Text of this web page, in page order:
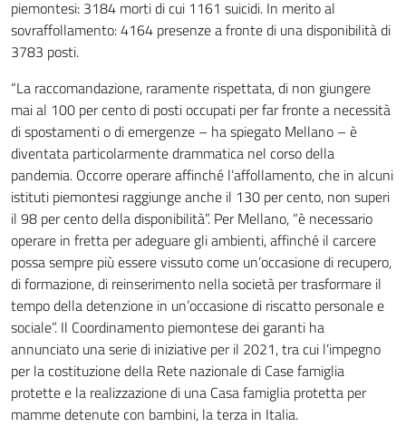
piemontesi: 3184 morti di cui 1161 suicidi. In merito al
sovraffollamento: 4164 presenze a fronte di una disponibilità di
3783 posti.
“La raccomandazione, raramente rispettata, di non giungere
mai al 100 per cento di posti occupati per far fronte a necessità
di spostamenti o di emergenze – ha spiegato Mellano – è
diventata particolarmente drammatica nel corso della
pandemia. Occorre operare affinché l’affollamento, che in alcuni
istituti piemontesi raggiunge anche il 130 per cento, non superi
il 98 per cento della disponibilità”. Per Mellano, “è necessario
operare in fretta per adeguare gli ambienti, affinché il carcere
possa sempre più essere vissuto come un’occasione di recupero,
di formazione, di reinserimento nella società per trasformare il
tempo della detenzione in un’occasione di riscatto personale e
sociale”. Il Coordinamento piemontese dei garanti ha
annunciato una serie di iniziative per il 2021, tra cui l’impegno
per la costituzione della Rete nazionale di Case famiglia
protette e la realizzazione di una Casa famiglia protetta per
mamme detenute con bambini, la terza in Italia.